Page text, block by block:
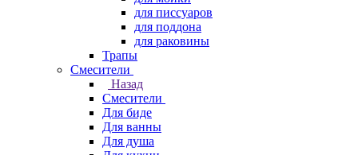
для писсуаров
для поддона
для раковины
Трапы
Смесители
Назад
Смесители
Для биде
Для ванны
Для душа